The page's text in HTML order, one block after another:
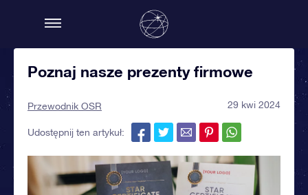
Poznaj nasze prezenty firmowe
Przewodnik OSR 29 kwi 2024
Udostępnij ten artykuł: